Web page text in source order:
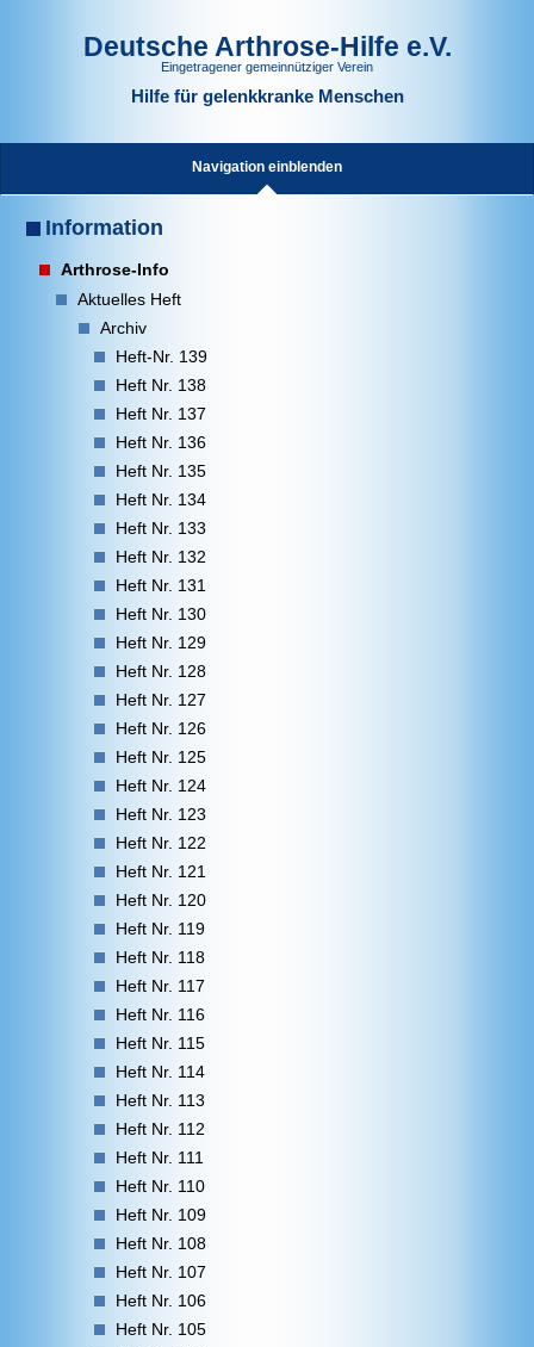
Deutsche Arthrose-Hilfe e.V.
Eingetragener gemeinnütziger Verein
Hilfe für gelenkkranke Menschen
Navigation einblenden
Information
Arthrose-Info
Aktuelles Heft
Archiv
Heft-Nr. 139
Heft Nr. 138
Heft Nr. 137
Heft Nr. 136
Heft Nr. 135
Heft Nr. 134
Heft Nr. 133
Heft Nr. 132
Heft Nr. 131
Heft Nr. 130
Heft Nr. 129
Heft Nr. 128
Heft Nr. 127
Heft Nr. 126
Heft Nr. 125
Heft Nr. 124
Heft Nr. 123
Heft Nr. 122
Heft Nr. 121
Heft Nr. 120
Heft Nr. 119
Heft Nr. 118
Heft Nr. 117
Heft Nr. 116
Heft Nr. 115
Heft Nr. 114
Heft Nr. 113
Heft Nr. 112
Heft Nr. 111
Heft Nr. 110
Heft Nr. 109
Heft Nr. 108
Heft Nr. 107
Heft Nr. 106
Heft Nr. 105